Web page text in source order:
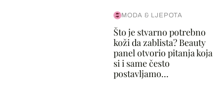
MODA & LJEPOTA
Što je stvarno potrebno
koži da zablista? Beauty
panel otvorio pitanja koja
si i same često
postavljamo...